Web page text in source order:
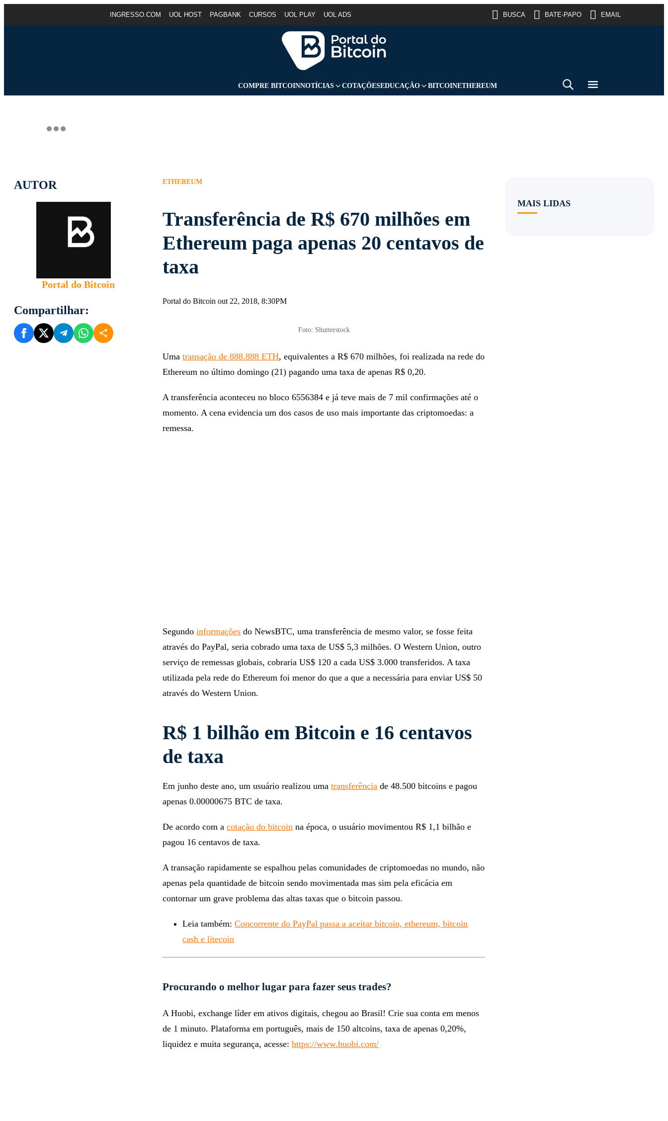
INGRESSO.COM UOL HOST PAGBANK CURSOS UOL PLAY UOL ADS BUSCA BATE-PAPO EMAIL
COMPRE BITCOINNOTÍCIAS COTAÇÕESEDUCAÇÃO BITCOINETHEREUM
AUTOR
Portal do Bitcoin
Compartilhar:
ETHEREUM
Transferência de R$ 670 milhões em
Ethereum paga apenas 20 centavos de
taxa
Portal do Bitcoin out 22, 2018, 8:30PM
Foto: Shutterstock
Umatransação de 888.888 ETH, equivalentes a R$ 670 milhões, foi realizada na rede do
Ethereum no último domingo (21) pagando uma taxa de apenas R$ 0,20.
A transferência aconteceu no bloco 6556384 e já teve mais de 7 mil confirmações até o
momento. A cena evidencia um dos casos de uso mais importante das criptomoedas: a
remessa.
Segundoinformações do NewsBTC, uma transferência de mesmo valor, se fosse feita
através do PayPal, seria cobrado uma taxa de US$ 5,3 milhões. O Western Union, outro
serviço de remessas globais, cobraria US$ 120 a cada US$ 3.000 transferidos. A taxa
utilizada pela rede do Ethereum foi menor do que a que a necessária para enviar US$ 50
através do Western Union.
R$ 1 bilhão em Bitcoin e 16 centavos
de taxa
Em junho deste ano, um usuário realizou umatransferência de 48.500 bitcoins e pagou
apenas 0.00000675 BTC de taxa.
De acordo com acotação do bitcoin na época, o usuário movimentou R$ 1,1 bilhão e
pagou 16 centavos de taxa.
A transação rapidamente se espalhou pelas comunidades de criptomoedas no mundo, não
apenas pela quantidade de bitcoin sendo movimentada mas sim pela eficácia em
contornar um grave problema das altas taxas que o bitcoin passou.
Leia também:Concorrente do PayPal passa a aceitar bitcoin, ethereum, bitcoin
cash e litecoin
Procurando o melhor lugar para fazer seus trades?
A Huobi, exchange líder em ativos digitais, chegou ao Brasil! Crie sua conta em menos
de 1 minuto. Plataforma em português, mais de 150 altcoins, taxa de apenas 0,20%,
liquidez e muita segurança, acesse:https://www.huobi.com/
MAIS LIDAS